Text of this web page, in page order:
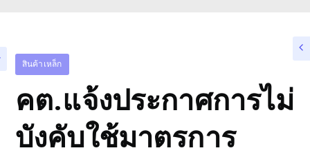
สินค้าเหล็ก
คต.แจ้งประกาศการไม่
บังคับใช้มาตรการ